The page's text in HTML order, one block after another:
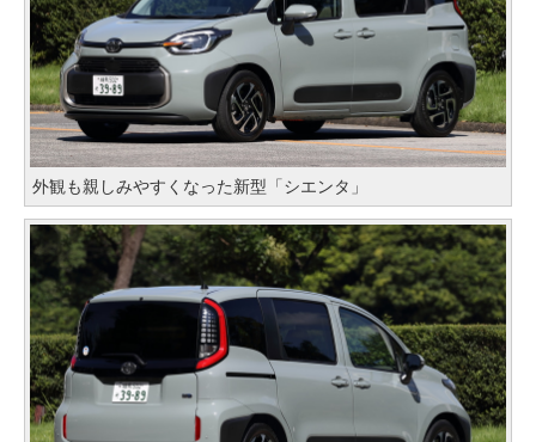
外観も親しみやすくなった新型「シエンタ」